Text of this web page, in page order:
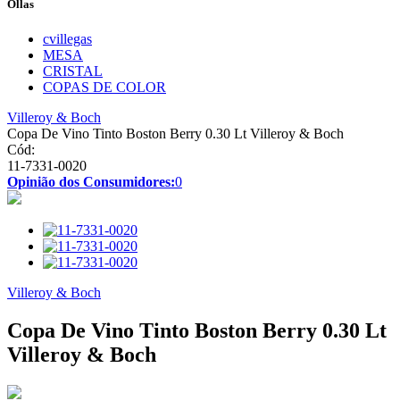
Ollas
cvillegas
MESA
CRISTAL
COPAS DE COLOR
Villeroy & Boch
Copa De Vino Tinto Boston Berry 0.30 Lt Villeroy & Boch
Cód:
11-7331-0020
Opinião dos Consumidores:0
Villeroy & Boch
Copa De Vino Tinto Boston Berry 0.30 Lt
Villeroy & Boch